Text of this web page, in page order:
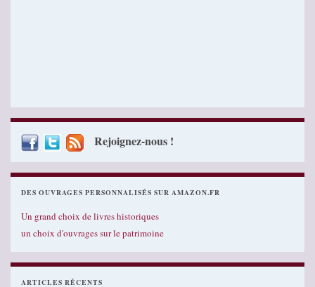
Rejoignez-nous !
DES OUVRAGES PERSONNALISÉS SUR AMAZON.FR
Un grand choix de livres historiques
un choix d'ouvrages sur le patrimoine
ARTICLES RÉCENTS